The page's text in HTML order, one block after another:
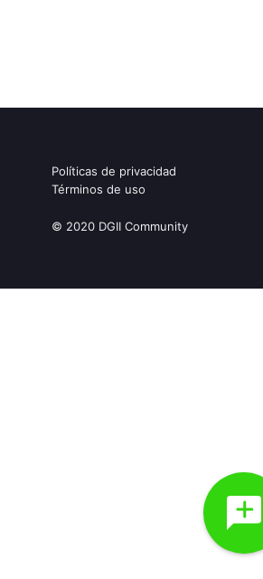
Políticas de privacidad
Términos de uso
© 2020 DGII Community